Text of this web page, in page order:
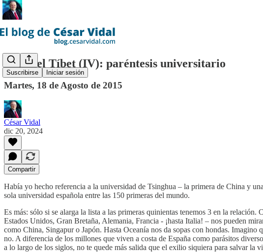
Suscribirse Iniciar sesión
Desde el Tíbet (IV): paréntesis universitario
Martes, 18 de Agosto de 2015
César Vidal
dic 20, 2024
Compartir
Había yo hecho referencia a la universidad de Tsinghua – la primera de China y
sola universidad española entre las 150 primeras del mundo.
Es más: sólo si se alarga la lista a las primeras quinientas tenemos 3 en la
Estados Unidos, Gran Bretaña, Alemania, Francia - ¡hasta Italia! – nos pueden
como China, Singapur o Japón. Hasta Oceanía nos da sopas con hondas.
no. A diferencia de los millones que viven a costa de España como parásitos
a lo largo de los siglos, no te quede más salida que el exilio siquiera para salvar la